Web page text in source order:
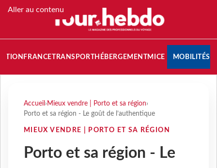
Aller au contenu
FRANCETRANSPORT HÉBERGEMENTMICE MOBILITÉS
Accueil › Mieux vendre | Porto et sa région›
Porto et sa région - Le goût de l’authentique
MIEUX VENDRE | PORTO ET SA RÉGION
Porto et sa région - Le